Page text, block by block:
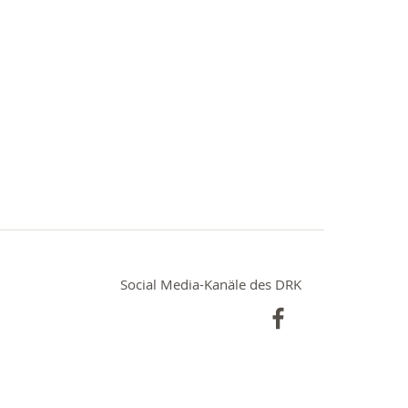
Social Media-Kanäle des DRK